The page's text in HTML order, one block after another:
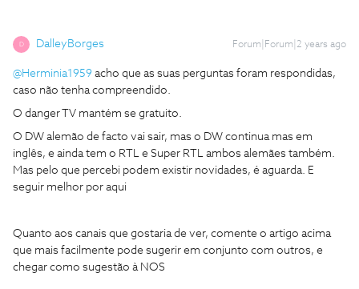
D DalleyBorges Forum|Forum|2 years ago
@Herminia1959 acho que as suas perguntas foram respondidas,
caso não tenha compreendido.
O danger TV mantém se gratuito.
O DW alemão de facto vai sair, mas o DW continua mas em
inglês, e ainda tem o RTL e Super RTL ambos alemães também.
Mas pelo que percebi podem existir novidades, é aguarda. E
seguir melhor por aqui
Quanto aos canais que gostaria de ver, comente o artigo acima
que mais facilmente pode sugerir em conjunto com outros, e
chegar como sugestão à NOS